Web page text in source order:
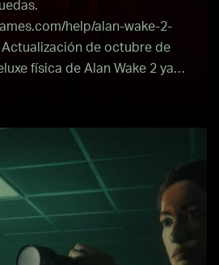
help/alan-wake-2-
Actualización de octubre de
física de Alan Wake 2 ya…